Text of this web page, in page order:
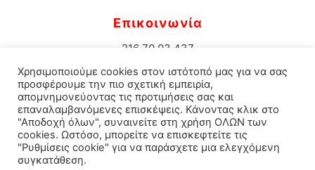
Επικοινωνία
216 70 03 437
info@aromacenter.gr
25ης Μαρτίου 1 Νέα Σμύρνη 171 21
© 2021 Aroma Center. All rights reserved.Κατασκευή
Χρησιμοποιούμε cookies στον ιστότοπό μας για να σας
προσφέρουμε την πιο σχετική εμπειρία,
απομνημονεύοντας τις προτιμήσεις σας και
επαναλαμβανόμενες επισκέψεις. Κάνοντας κλικ στο
"Αποδοχή όλων", συναινείτε στη χρήση ΟΛΩΝ των
cookies. Ωστόσο, μπορείτε να επισκεφτείτε τις
"Ρυθμίσεις cookie" για να παράσχετε μια ελεγχόμενη
συγκατάθεση.